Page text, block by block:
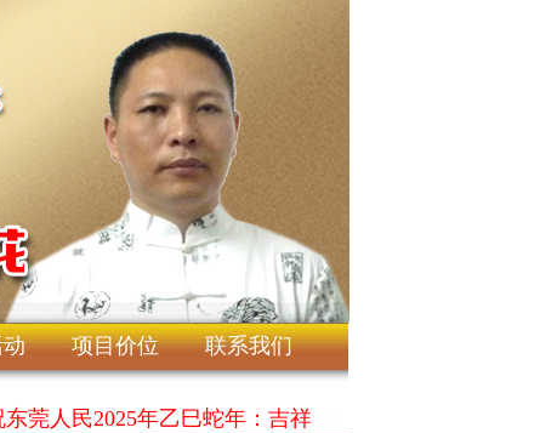
项目价位 联系我们
莞人民2025年乙巳蛇年：吉祥如意，财源茂盛！